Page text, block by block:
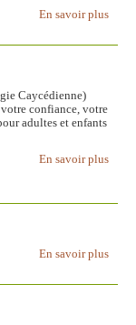
En savoir plus
Caycédienne)
confiance, votre
adultes et enfants
En savoir plus
En savoir plus